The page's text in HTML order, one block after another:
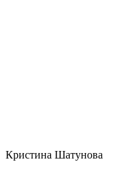
Кристина Шатунова